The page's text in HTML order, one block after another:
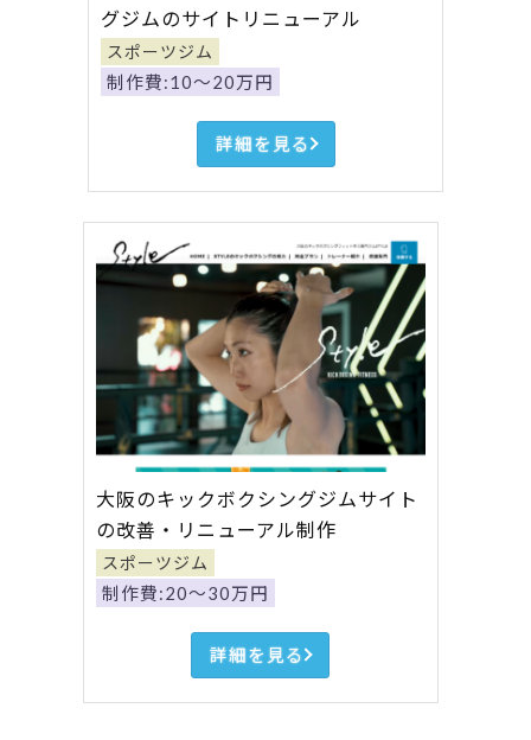
グジムのサイトリニューアル
スポーツジム
制作費:10～20万円
詳細を見る
大阪のキックボクシングジムサイト
の改善・リニューアル制作
スポーツジム
制作費:20～30万円
詳細を見る